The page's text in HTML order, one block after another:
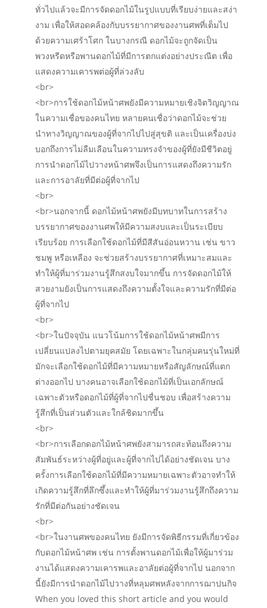
ทั่วไปแล้วจะมีการจัดดอกไม้ในรูปแบบที่เรียบง่ายและสง่า
งาม เพื่อให้สอดคล้องกับบรรยากาศของงานศพที่เต็มไป
ด้วยความเศร้าโศก ในบางกรณี ดอกไม้จะถูกจัดเป็น
พวงหรีดหรือพานดอกไม้ที่มีการตกแต่งอย่างประณีต เพื่อ
แสดงความเคารพต่อผู้ที่ล่วงลับ
<br>
<br>การใช้ดอกไม้หน้าศพยังมีความหมายเชิงจิตวิญญาณ
ในความเชื่อของคนไทย หลายคนเชื่อว่าดอกไม้จะช่วย
นำทางวิญญาณของผู้ที่จากไปไปสู่สุขติ และเป็นเครื่องบ่ง
บอกถึงการไม่ลืมเลือนในความทรงจำของผู้ที่ยังมีชีวิตอยู่
การนำดอกไม้ไปวางหน้าศพจึงเป็นการแสดงถึงความรัก
และการอาลัยที่มีต่อผู้ที่จากไป
<br>
<br>นอกจากนี้ ดอกไม้หน้าศพยังมีบทบาทในการสร้าง
บรรยากาศของงานศพให้มีความสงบและเป็นระเบียบ
เรียบร้อย การเลือกใช้ดอกไม้ที่มีสีสันอ่อนหวาน เช่น ขาว
ชมพู หรือเหลือง จะช่วยสร้างบรรยากาศที่เหมาะสมและ
ทำให้ผู้ที่มาร่วมงานรู้สึกสงบใจมากขึ้น การจัดดอกไม้ให้
สวยงามยังเป็นการแสดงถึงความตั้งใจและความรักที่มีต่อ
ผู้ที่จากไป
<br>
<br>ในปัจจุบัน แนวโน้มการใช้ดอกไม้หน้าศพมีการ
เปลี่ยนแปลงไปตามยุคสมัย โดยเฉพาะในกลุ่มคนรุ่นใหม่ที่
มักจะเลือกใช้ดอกไม้ที่มีความหมายหรือสัญลักษณ์ที่แตก
ต่างออกไป บางคนอาจเลือกใช้ดอกไม้ที่เป็นเอกลักษณ์
เฉพาะตัวหรือดอกไม้ที่ผู้ที่จากไปชื่นชอบ เพื่อสร้างความ
รู้สึกที่เป็นส่วนตัวและใกล้ชิดมากขึ้น
<br>
<br>การเลือกดอกไม้หน้าศพยังสามารถสะท้อนถึงความ
สัมพันธ์ระหว่างผู้ที่อยู่และผู้ที่จากไปได้อย่างชัดเจน บาง
ครั้งการเลือกใช้ดอกไม้ที่มีความหมายเฉพาะตัวอาจทำให้
เกิดความรู้สึกที่ลึกซึ้งและทำให้ผู้ที่มาร่วมงานรู้สึกถึงความ
รักที่มีต่อกันอย่างชัดเจน
<br>
<br>ในงานศพของคนไทย ยังมีการจัดพิธีกรรมที่เกี่ยวข้อง
กับดอกไม้หน้าศพ เช่น การตั้งพานดอกไม้เพื่อให้ผู้มาร่วม
งานได้แสดงความเคารพและอาลัยต่อผู้ที่จากไป นอกจาก
นี้ยังมีการนำดอกไม้ไปวางที่หลุมศพหลังจากการฌาปนกิจ
When you loved this short article and you would